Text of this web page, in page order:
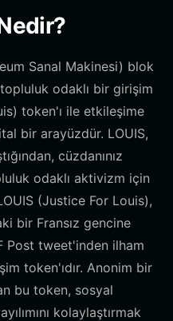
Sanal Makinesi) blok
odaklı bir girişim
token'ı ile etkileşime
bir arayüzdür. LOUIS,
cüzdanınız
odaklı aktivizm için
(Justice For Louis),
bir Fransız gencine
Post tweet'inden ilham
token'ıdır. Anonim bir
bu token, sosyal
kolaylaştırmak